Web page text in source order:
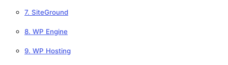
7. SiteGround
8. WP Engine
9. WP Hosting